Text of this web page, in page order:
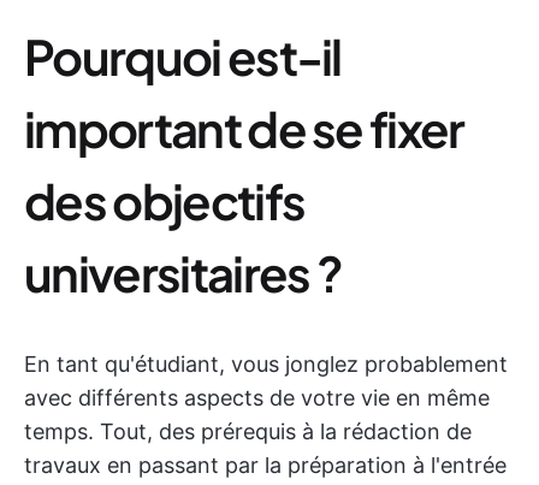
Pourquoi est-il
important de se fixer
des objectifs
universitaires ?
En tant qu'étudiant, vous jonglez probablement
avec différents aspects de votre vie en même
temps. Tout, des prérequis à la rédaction de
travaux en passant par la préparation à l'entrée